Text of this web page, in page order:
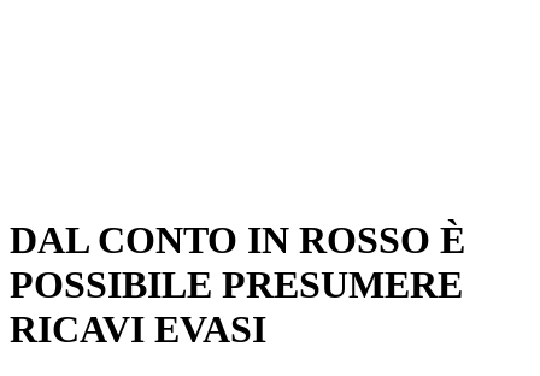
DAL CONTO IN ROSSO È
POSSIBILE PRESUMERE
RICAVI EVASI